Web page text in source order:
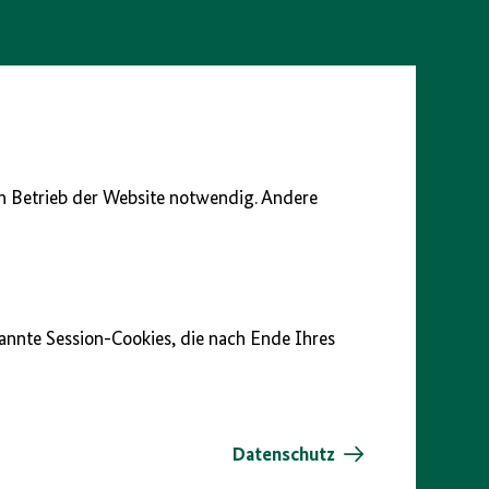
Betrieb der Website notwendig. Andere
Session-Cookies, die nach Ende Ihres
Datenschutz